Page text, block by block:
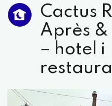
Cactus
Après &
– hotel i